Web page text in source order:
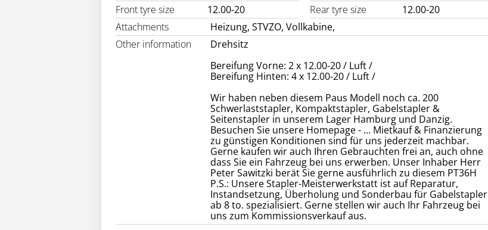
Front tyre size 12.00-20 Rear tyre size
12.00-20
Attachments
Heizung, STVZO, Vollkabine,
Other information
Drehsitz
Bereifung Vorne: 2 x 12.00-20 / Luft /
Bereifung Hinten: 4 x 12.00-20 / Luft /
Wir haben neben diesem Paus Modell noch ca. 200
Schwerlaststapler, Kompaktstapler, Gabelstapler &
Seitenstapler in unserem Lager Hamburg und Danzig.
Besuchen Sie unsere Homepage - ... Mietkauf & Finanzierung
zu günstigen Konditionen sind für uns jederzeit machbar.
Gerne kaufen wir auch Ihren Gebrauchten frei an, auch ohne
dass Sie ein Fahrzeug bei uns erwerben. Unser Inhaber Herr
Peter Sawitzki berät Sie gerne ausführlich zu diesem PT36H
P.S.: Unsere Stapler-Meisterwerkstatt ist auf Reparatur,
Instandsetzung, Überholung und Sonderbau für Gabelstapler
ab 8 to. spezialisiert. Gerne stellen wir auch Ihr Fahrzeug bei
uns zum Kommissionsverkauf aus.